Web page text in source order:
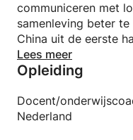
communiceren met
samenleving beter
China uit de eerste
wat de media laten
op communicatie en
Door een
leeromgeving te
Lees meer
Opleiding
Docent/
Nederland